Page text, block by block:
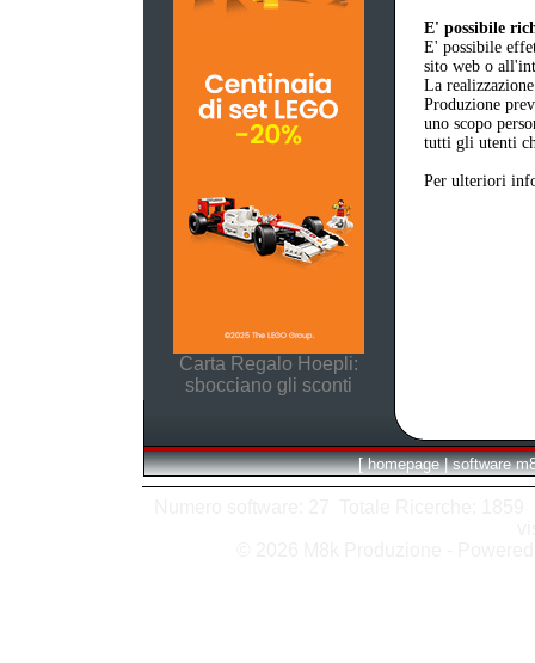
Carta Regalo Hoepli:
sbocciano gli sconti
E' possibile
E' possibile
sito web o
La
Produzione
uno scopo
tutti gli utenti
Per ulteriori
[ homepage | software